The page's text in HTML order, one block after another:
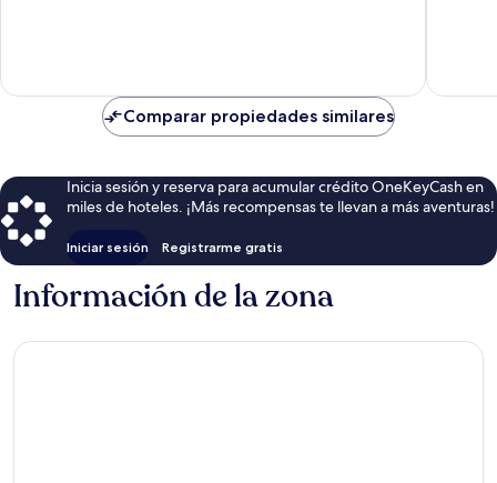
Comparar propiedades similares
Inicia sesión y reserva para acumular crédito OneKeyCash en
miles de hoteles. ¡Más recompensas te llevan a más aventuras!
Iniciar sesión Registrarme gratis
Información de la zona